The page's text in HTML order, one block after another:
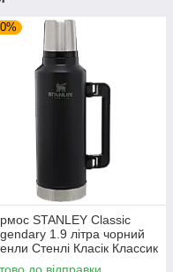
STANLEY Classic
1.9 літра чорний
Стенлі Класік Классик